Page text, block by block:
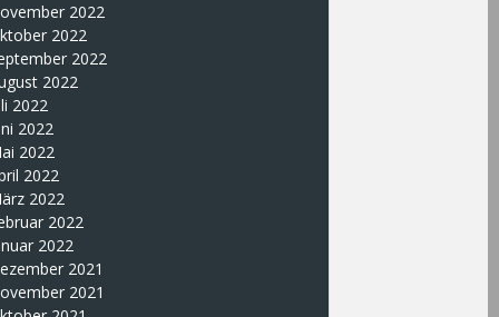
2022
2022
2022
2022
2022
2022
2022
2022
2022
2022
2022
2021
2021